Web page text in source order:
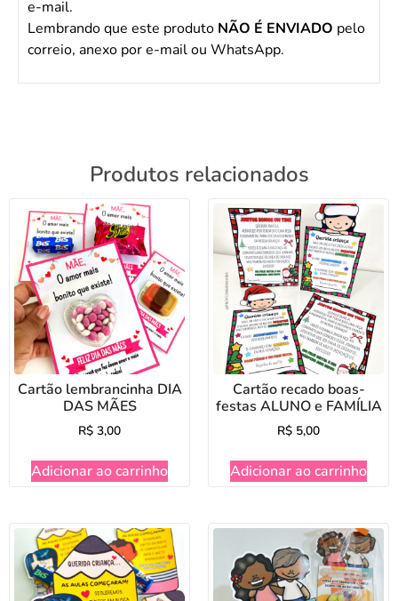
e-mail.
Lembrando que este produto NÃO É ENVIADO pelo
correio, anexo por e-mail ou WhatsApp.
Produtos relacionados
Cartão lembrancinha DIA
DAS MÃES
R$ 3,00
Adicionar ao carrinho
Cartão recado boas-
festas ALUNO e FAMÍLIA
R$ 5,00
Adicionar ao carrinho